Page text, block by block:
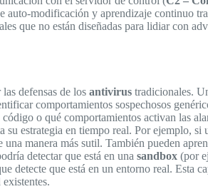
auto-modificación y aprendizaje continuo
que no están diseñadas para lidiar con
defensas de los antivirus tradicionales.
comportamientos sospechosos
o qué comportamientos activan las
su estrategia en tiempo real. Por ejemplo, si
manera más sutil. También pueden
detectar que está en una sandbox (por
detecte que está en un entorno real. Esta